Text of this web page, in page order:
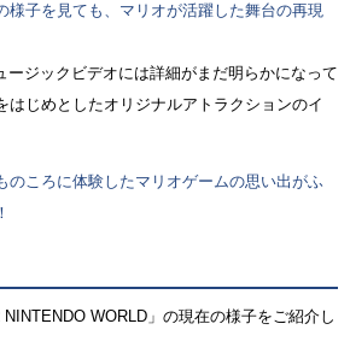
様子を見ても、マリオが活躍した舞台の再現
ージックビデオには詳細がまだ明らかになって
はじめとしたオリジナルアトラクションのイ
のころに体験したマリオゲームの思い出がふ
WORLD」の現在の様子をご紹介し